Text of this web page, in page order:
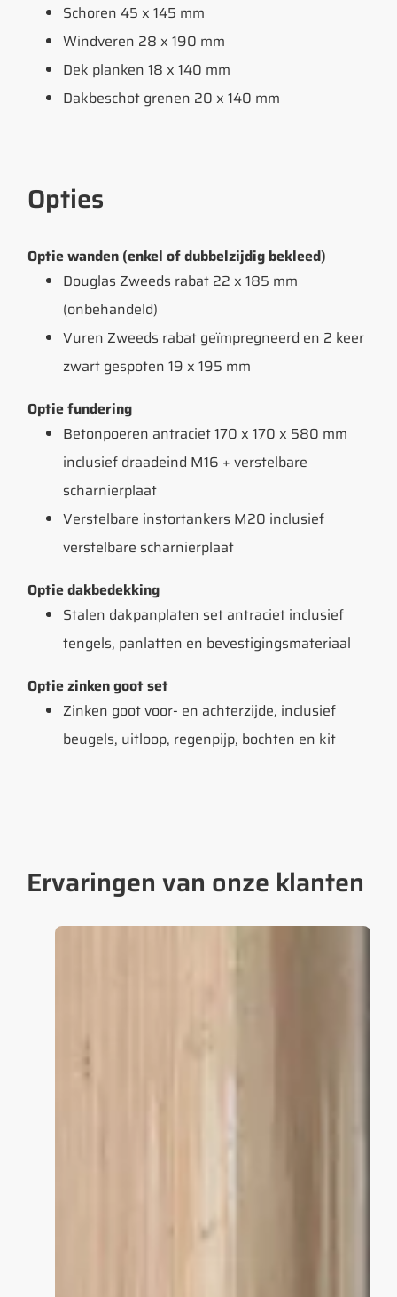
Schoren 45 x 145 mm
Windveren 28 x 190 mm
Dek planken 18 x 140 mm
Dakbeschot grenen 20 x 140 mm
Opties
Optie wanden (enkel of dubbelzijdig bekleed)
Douglas Zweeds rabat 22 x 185 mm
(onbehandeld)
Vuren Zweeds rabat geïmpregneerd en 2 keer
zwart gespoten 19 x 195 mm
Optie fundering
Betonpoeren antraciet 170 x 170 x 580 mm
inclusief draadeind M16 + verstelbare
scharnierplaat
Verstelbare instortankers M20 inclusief
verstelbare scharnierplaat
Optie dakbedekking
Stalen dakpanplaten set antraciet inclusief
tengels, panlatten en bevestigingsmateriaal
Optie zinken goot set
Zinken goot voor- en achterzijde, inclusief
beugels, uitloop, regenpijp, bochten en kit
Ervaringen van onze klanten